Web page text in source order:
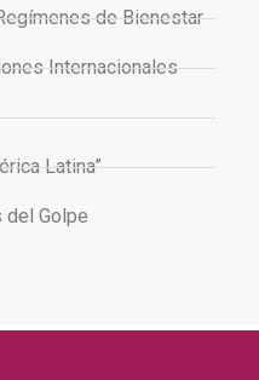
de Bienestar
Internacionales
Latina”
del Golpe